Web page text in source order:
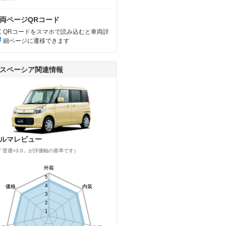
ページQRコード
QRコードをスマホで読み込むと車両詳
細ページに遷移できます
スペーシア関連情報
マレビュー
普通=3.0」が評価軸の基準です）
外装
内装
価格
1
2
3
4
5
外装
内装
価格
1
2
3
4
5